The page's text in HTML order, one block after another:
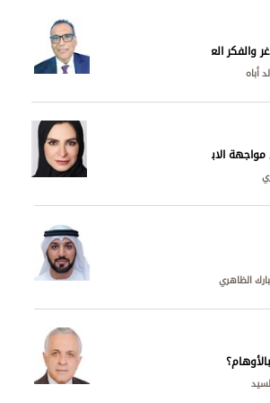
العربي
أباه
الابتزاز الإيراني
الظاهري